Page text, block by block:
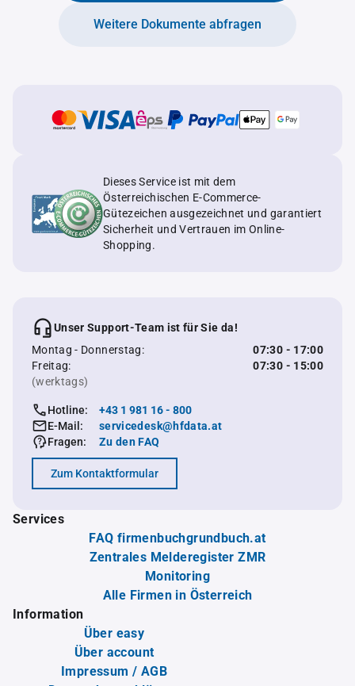
Weitere Dokumente abfragen
Dieses Service ist mit dem
Österreichischen E-Commerce-
Gütezeichen ausgezeichnet und garantiert
Sicherheit und Vertrauen im Online-
Shopping.
Unser Support-Team ist für Sie da!
Montag - Donnerstag:
07:30 - 17:00
Freitag:
07:30 - 15:00
(werktags)
Hotline:
+43 1 981 16 - 800
E-Mail:
servicedesk@hfdata.at
Fragen:
Zu den FAQ
Zum Kontaktformular
Services
FAQ firmenbuchgrundbuch.at
Zentrales Melderegister ZMR
Monitoring
Alle Firmen in Österreich
Information
Über easy
Über account
Impressum / AGB